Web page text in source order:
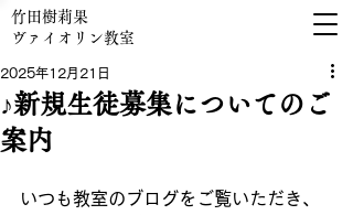
竹田樹莉果
​ヴァイオリン教室
♪新規生徒募集についてのご
案内
2025年12月21日
いつも教室のブログをご覧いただき、